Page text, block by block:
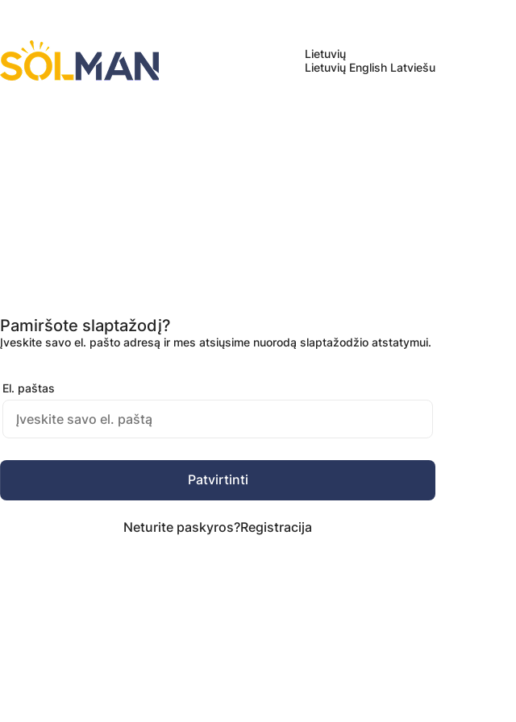
Lietuvių
Lietuvių English Latviešu
Pamiršote slaptažodį?
Įveskite savo el. pašto adresą ir mes atsiųsime nuorodą slaptažodžio atstatymui.
El. paštas
Patvirtinti
Neturite paskyros?Registracija